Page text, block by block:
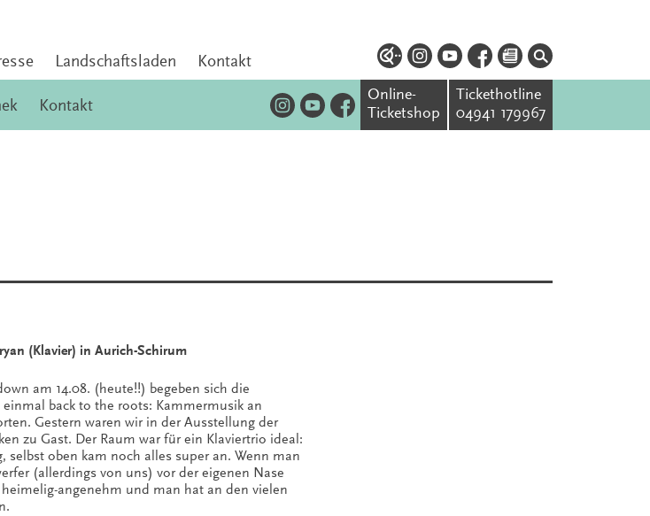
Landschaftsladen Kontakt
Kontakt
Online-
Ticketshop
Tickethotline
04941 179967
(Klavier) in Aurich-Schirum
am 14.08. (heute!!) begeben sich die
back to the roots: Kammermusik an
Gestern waren wir in der Ausstellung der
zu Gast. Der Raum war für ein Klaviertrio ideal:
selbst oben kam noch alles super an. Wenn man
(allerdings von uns) vor der eigenen Nase
angenehm und man hat an den vielen